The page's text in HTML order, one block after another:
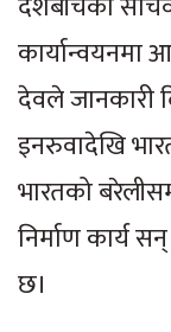
कार्यान्वयनमा
देवले जानकारी
इनरुवादेखि
भारतको
निर्माण कार्य
छ।